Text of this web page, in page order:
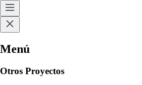
Menú
Otros Proyectos